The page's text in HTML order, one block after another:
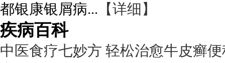
都银康银屑病... 【详细】
疾病百科
中医食疗七妙方 轻松治愈牛皮癣